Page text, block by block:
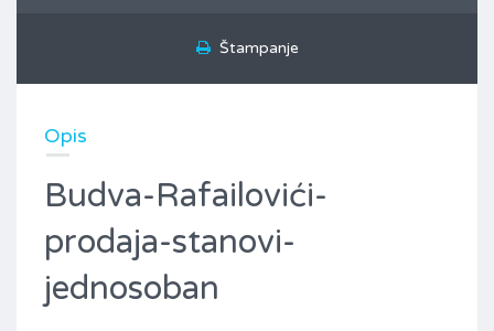
Štampanje
Opis
Budva-Rafailovići-
prodaja-stanovi-
jednosoban